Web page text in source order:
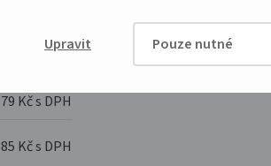
Upravit Pouze nutné
121 Kč s
79 Kč s DPH
85 Kč s DPH